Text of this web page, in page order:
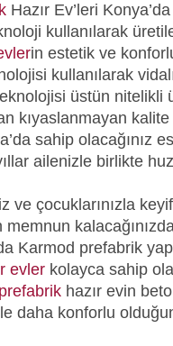
Hazır Ev’leri
kullanılarak
in estetik ve
kullanılarak
üstün nitelikli
kıyaslanmayan kalite
sahip olacağınız
ailenizle birlikte
ve çocuklarınızla
memnun
Karmod prefabrik
evler kolayca sahip
prefabrik hazır evin
daha konforlu